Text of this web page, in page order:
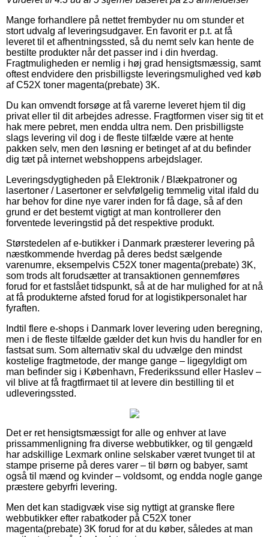
Mange forhandlere på nettet frembyder nu om stunder et
stort udvalg af leveringsudgaver. En favorit er p.t. at få
leveret til et afhentningssted, så du nemt selv kan hente de
bestilte produkter når det passer ind i din hverdag.
Fragtmuligheden er nemlig i høj grad hensigtsmæssig, samt
oftest endvidere den prisbilligste leveringsmulighed ved køb
af C52X toner magenta(prebate) 3K.
Du kan omvendt forsøge at få varerne leveret hjem til dig
privat eller til dit arbejdes adresse. Fragtformen viser sig tit et
hak mere pebret, men endda ultra nem. Den prisbilligste
slags levering vil dog i de fleste tilfælde være at hente
pakken selv, men den løsning er betinget af at du befinder
dig tæt på internet webshoppens arbejdslager.
Leveringsdygtigheden på Elektronik / Blækpatroner og
lasertoner / Lasertoner er selvfølgelig temmelig vital ifald du
har behov for dine nye varer inden for få dage, så af den
grund er det bestemt vigtigt at man kontrollerer den
forventede leveringstid på det respektive produkt.
Størstedelen af e-butikker i Danmark præsterer levering på
næstkommende hverdag på deres bedst sælgende
varenumre, eksempelvis C52X toner magenta(prebate) 3K,
som trods alt forudsætter at transaktionen gennemføres
forud for et fastslået tidspunkt, så at de har mulighed for at nå
at få produkterne afsted forud for at logistikpersonalet har
fyraften.
Indtil flere e-shops i Danmark lover levering uden beregning,
men i de fleste tilfælde gælder det kun hvis du handler for en
fastsat sum. Som alternativ skal du udvælge den mindst
kostelige fragtmetode, der mange gange – ligegyldigt om
man befinder sig i København, Frederikssund eller Haslev –
vil blive at få fragtfirmaet til at levere din bestilling til et
udleveringssted.
Det er ret hensigtsmæssigt for alle og enhver at lave
prissammenligning fra diverse webbutikker, og til gengæld
har adskillige Lexmark online selskaber været tvunget til at
stampe priserne på deres varer – til børn og babyer, samt
også til mænd og kvinder – voldsomt, og endda nogle gange
præstere gebyrfri levering.
Men det kan stadigvæk vise sig nyttigt at granske flere
webbutikker efter rabatkoder på C52X toner
magenta(prebate) 3K forud for at du køber, således at man